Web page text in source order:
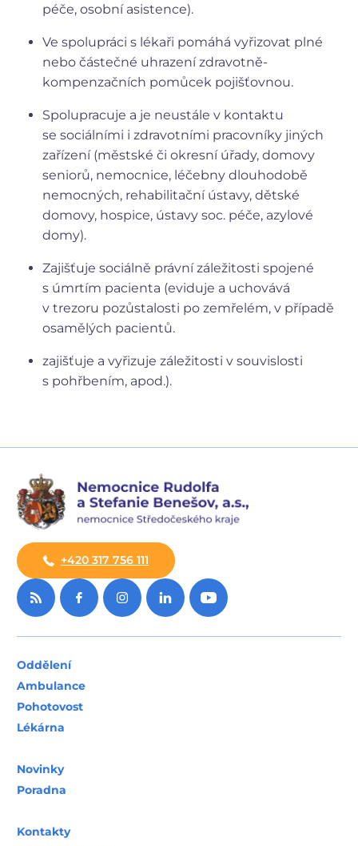
péče, osobní asistence).
Ve spolupráci s lékaři pomáhá vyřizovat plné
nebo částečné uhrazení zdravotně-
kompenzačních pomůcek pojišťovnou.
Spolupracuje a je neustále v kontaktu
se sociálními i zdravotními pracovníky jiných
zařízení (městské či okresní úřady, domovy
seniorů, nemocnice, léčebny dlouhodobě
nemocných, rehabilitační ústavy, dětské
domovy, hospice, ústavy soc. péče, azylové
domy).
Zajišťuje sociálně právní záležitosti spojené
s úmrtím pacienta (eviduje a uchovává
v trezoru pozůstalosti po zemřelém, v případě
osamělých pacientů.
zajišťuje a vyřizuje záležitosti v souvislosti
s pohřbením, apod.).
+420 317 756 111
Oddělení
Ambulance
Pohotovost
Lékárna
Novinky
Poradna
Kontakty